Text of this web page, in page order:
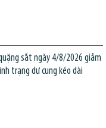
sắt ngày 4/8/2026 giảm
trạng dư cung kéo dài